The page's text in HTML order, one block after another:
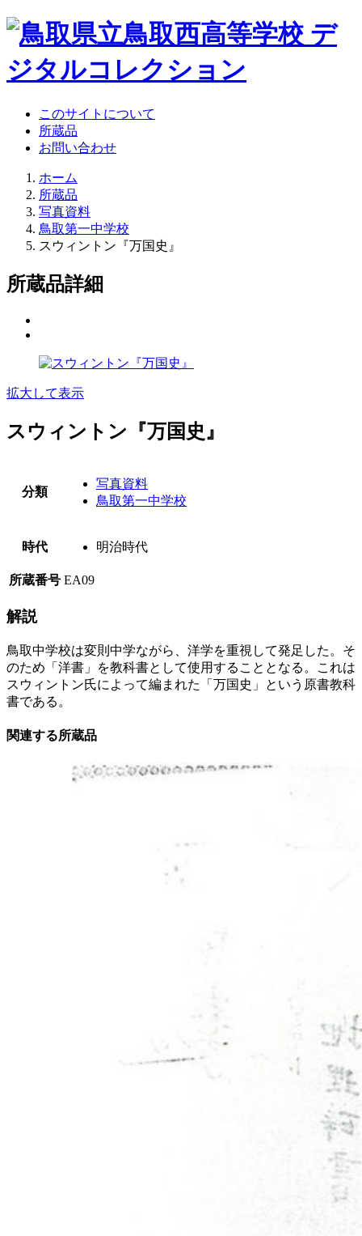
このサイトについて
所蔵品
お問い合わせ
ホーム
所蔵品
写真資料
鳥取第一中学校
スウィントン『万国史』
所蔵品詳細
拡大して表示
スウィントン『万国史』
分類
写真資料
鳥取第一中学校
時代 明治時代
所蔵番号 EA09
解説
鳥取中学校は変則中学ながら、洋学を重視して発足した。そ
のため「洋書」を教科書として使用することとなる。これは
スウィントン氏によって編まれた「万国史」という原書教科
書である。
関連する所蔵品